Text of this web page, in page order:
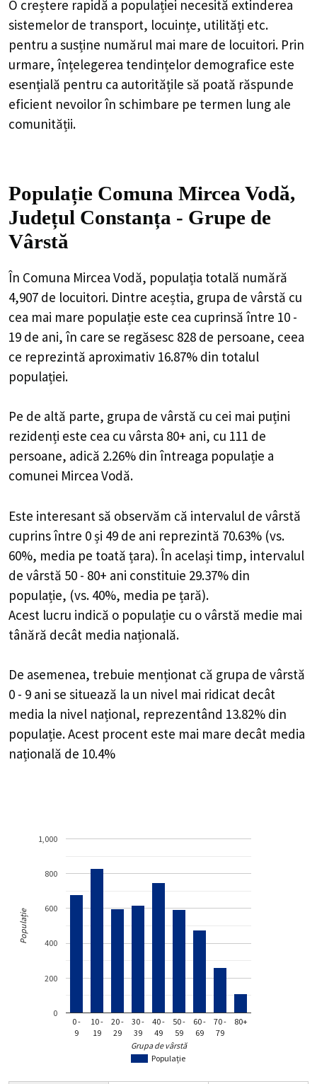
O creștere rapidă a populației necesită extinderea
sistemelor de transport, locuințe, utilități etc.
pentru a susține numărul mai mare de locuitori. Prin
urmare, înțelegerea tendințelor demografice este
esențială pentru ca autoritățile să poată răspunde
eficient nevoilor în schimbare pe termen lung ale
comunității.
Populație Comuna Mircea Vodă,
Județul Constanța - Grupe de
Vârstă
În Comuna Mircea Vodă, populația totală numără
4,907 de locuitori. Dintre aceștia, grupa de vârstă cu
cea mai mare populație este cea cuprinsă între 10 -
19 de ani, în care se regăsesc 828 de persoane, ceea
ce reprezintă aproximativ 16.87% din totalul
populației.
Pe de altă parte, grupa de vârstă cu cei mai puțini
rezidenți este cea cu vârsta 80+ ani, cu 111 de
persoane, adică 2.26% din întreaga populație a
comunei Mircea Vodă.
Este interesant să observăm că intervalul de vârstă
cuprins între 0 și 49 de ani reprezintă 70.63% (vs.
60%, media pe toată țara). În același timp, intervalul
de vârstă 50 - 80+ ani constituie 29.37% din
populație, (vs. 40%, media pe țară).
Acest lucru indică o populație cu o vârstă medie mai
tânără decât media națională.
De asemenea, trebuie menționat că grupa de vârstă
0 - 9 ani se situează la un nivel mai ridicat decât
media la nivel național, reprezentând 13.82% din
populație. Acest procent este mai mare decât media
națională de 10.4%
Populație
0 -
9
10 -
19
20 -
29
30 -
39
40 -
49
50 -
59
60 -
69
70 -
79
80+
0
200
400
600
800
1,000
Grupa de vârstă
Populație